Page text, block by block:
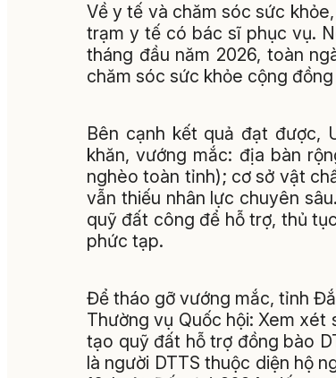
Về y tế và chăm sóc sức
trạm y tế có bác sĩ phục vụ.
tháng đầu năm 2026, toàn
chăm sóc sức khỏe cộng
Bên cạnh kết quả đạt được,
khăn, vướng mắc: địa bàn
nghèo toàn tỉnh); cơ sở vật
vẫn thiếu nhân lực chuyên
quỹ đất công để hỗ trợ, thủ
phức tạp.
Để tháo gỡ vướng mắc, tỉnh
Thường vụ Quốc hội: Xem xét
tạo quỹ đất hỗ trợ đồng bào
là người DTTS thuộc diện hộ